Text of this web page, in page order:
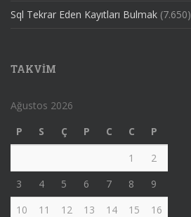
Sql Tekrar Eden Kayıtları Bulmak (7.650)
TAKVIM
Ağustos 2026
P
S Ç P C C
P
1
2
3
4 5 6 7 8
9
10
11 12 13 14 15
16